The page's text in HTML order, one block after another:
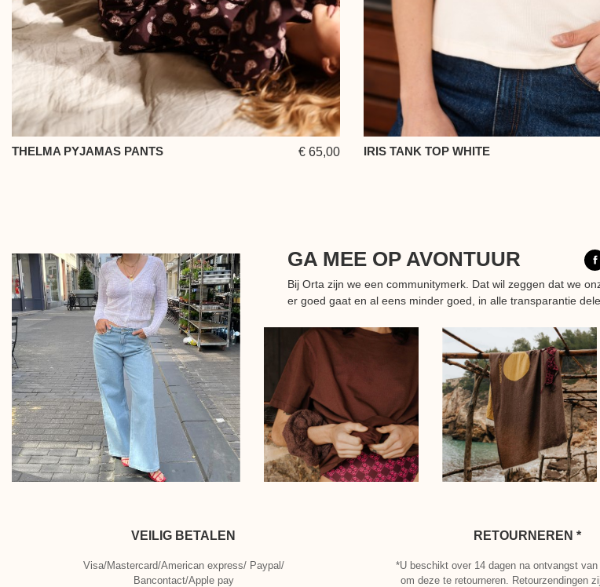
THELMA PYJAMAS PANTS € 65,00 IRIS TANK TOP WHITE
GA MEE OP AVONTUUR
Bij Orta zijn we een communitymerk. Dat wil zeggen dat we
er goed gaat en al eens minder goed, in alle transparantie
VEILIG BETALEN
Visa/Mastercard/American express/ Paypal/
Bancontact/Apple pay
RETOURNEREN *
*U beschikt over 14 dagen na ontvangst
om deze te retourneren. Retourzendingen